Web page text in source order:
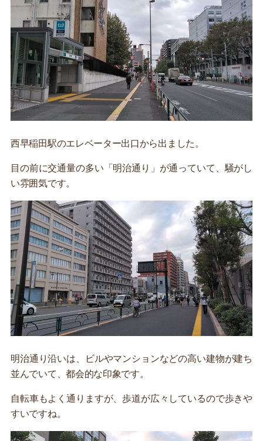
西早稲田駅のエレベーター出口から出ました。
目の前に交通量の多い「明治通り」が通っていて、騒がし
い雰囲気です。
明治通り沿いは、ビルやマンションなどの高い建物が建ち
並んでいて、都会的な印象です。
自転車もよく通りますが、歩道が広々しているので歩きや
すいですね。